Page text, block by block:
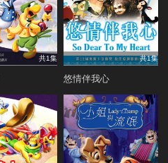
共1集 共1集
悠情伴我心